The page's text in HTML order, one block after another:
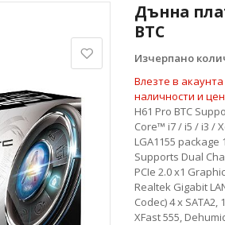
Дънна
BTC
Изчерпано
Влезте в
наличности и
H61 Pro BTC
Core™ i7 / i5 / i3 /
LGA1155 package
Supports Dual
PCIe 2.0 x1
Realtek Gigabit
Codec) 4 x SATA2,
XFast 555,